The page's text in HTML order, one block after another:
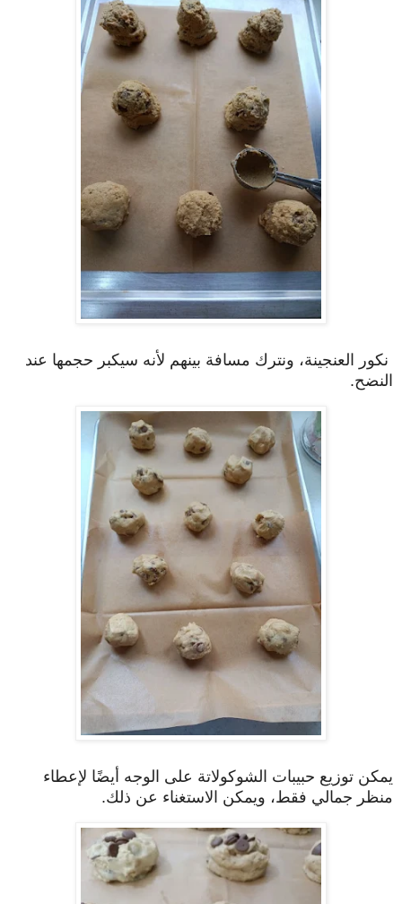
نكور العنجينة، ونترك مسافة بينهم لأنه سيكبر حجمها عند
النضح.
يمكن توزيع حبيبات الشوكولاتة على الوجه أيضًا لإعطاء
منظر جمالي فقط، ويمكن الاستغناء عن ذلك.